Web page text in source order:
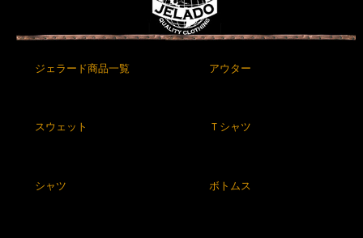
ジェラード商品一覧 アウター
スウェット Ｔシャツ
シャツ ボトムス